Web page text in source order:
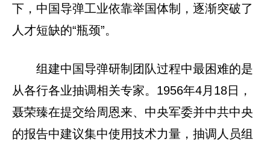
下，中国导弹工业依靠举国体制，逐渐突破了
人才短缺的“瓶颈”。
组建中国导弹研制团队过程中最困难的是
从各行各业抽调相关专家。1956年4月18日，
聂荣臻在提交给周恩来、中央军委并中共中央
的报告中建议集中使用技术力量，抽调人员组